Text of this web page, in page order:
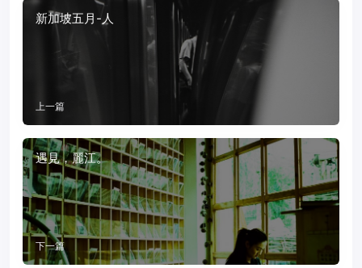
新加坡五月-人
上一篇
遇見，麗江。
下一篇